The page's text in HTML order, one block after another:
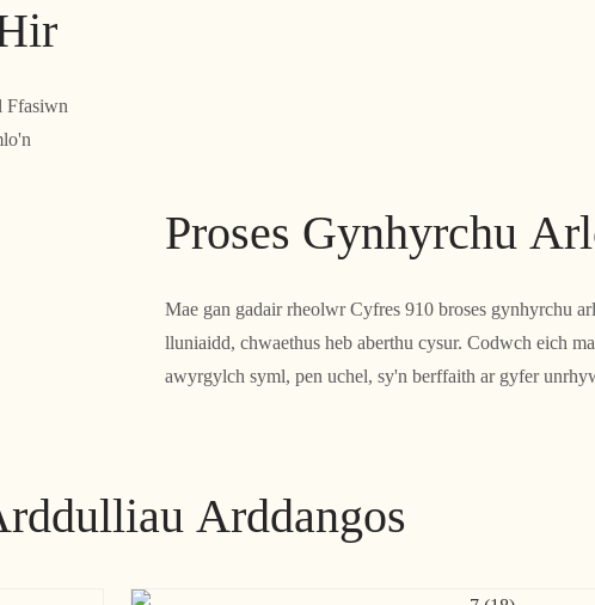
Ffasiwn
Proses Gynhyrchu
Mae gan gadair rheolwr Cyfres 910 broses gynhyrchu
lluniaidd, chwaethus heb aberthu cysur. Codwch eich
awyrgylch syml, pen uchel, sy'n berffaith ar gyfer
Arddangos